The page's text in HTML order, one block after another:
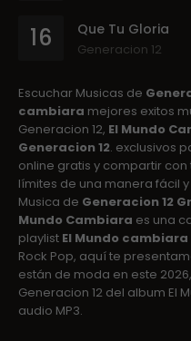
16 Que Tu Gloria
Generacion 12
Escuchar Musicas de
cambiara mejores exitos
Generacion 12, El Mundo
Generacion 12. exclusivos
online gratis y compartir
límites de una manera fácil
Musica de Generacion 12
Mundo Cambiara es una
playlist El Mundo cambiara
Rock Pop, aquí te
están de moda en este
Generacion 12 del album El
audio MP3.